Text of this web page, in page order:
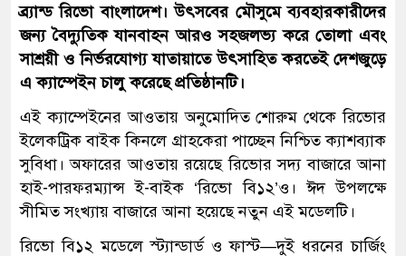
ব্র্যান্ড রিভো বাংলাদেশ। উৎসবের মৌসুমে ব্যবহারকারীদের
জন্য বৈদ্যুতিক যানবাহন আরও সহজলভ্য করে তোলা এবং
সাশ্রয়ী ও নির্ভরযোগ্য যাতায়াতে উৎসাহিত করতেই দেশজুড়ে
এ ক্যাম্পেইন চালু করেছে প্রতিষ্ঠানটি।
এই ক্যাম্পেইনের আওতায় অনুমোদিত শোরুম থেকে রিভোর
ইলেকট্রিক বাইক কিনলে গ্রাহকেরা পাচ্ছেন নিশ্চিত ক্যাশব্যাক
সুবিধা। অফারের আওতায় রয়েছে রিভোর সদ্য বাজারে আনা
হাই-পারফরম্যান্স ই-বাইক ‘রিভো বি১২’ও। ঈদ উপলক্ষে
সীমিত সংখ্যায় বাজারে আনা হয়েছে নতুন এই মডেলটি।
রিভো বি১২ মডেলে স্ট্যান্ডার্ড ও ফাস্ট—দুই ধরনের চার্জিং